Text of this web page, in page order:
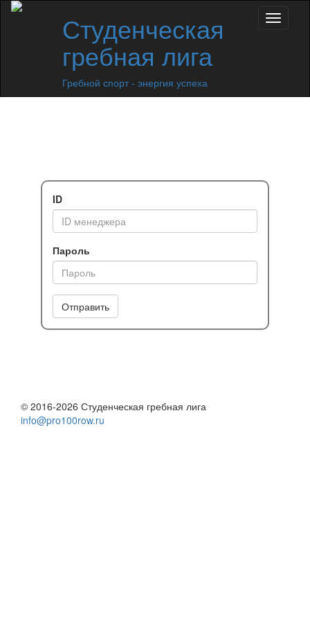
Студенческая
гребная лига
Гребной спорт - энергия успеха
ID
Пароль
Отправить
© 2016-2026 Студенческая гребная лига
info@pro100row.ru